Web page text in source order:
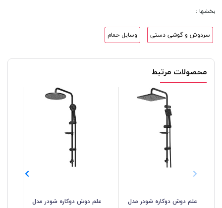
بخشها :
سردوش و گوشی دستی وسایل حمام
محصولات مرتبط
علم دوش دوکاره شودر مدل
علم دوش دوکاره شودر مدل